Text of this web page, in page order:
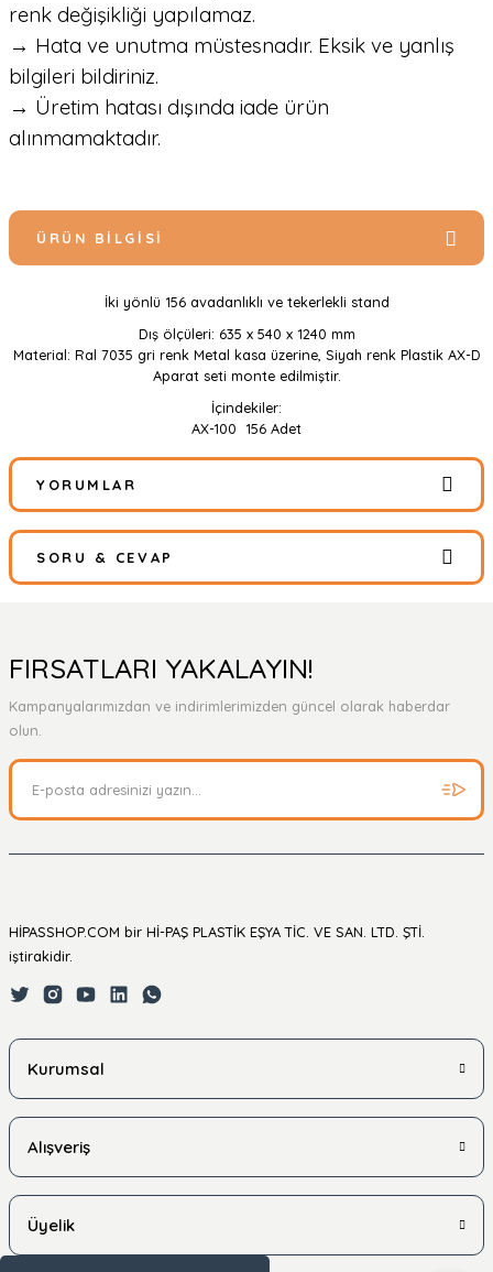
renk değişikliği yapılamaz.
→ Hata ve unutma müstesnadır. Eksik ve yanlış
bilgileri bildiriniz.
→ Üretim hatası dışında iade ürün
alınmamaktadır.
ÜRÜN BILGISI
İki yönlü 156 avadanlıklı ve tekerlekli stand
Dış ölçüleri: 635 x 540 x 1240 mm
Material: Ral 7035 gri renk Metal kasa üzerine, Siyah renk Plastik AX-D
Aparat seti monte edilmiştir.
İçindekiler:
AX-100 156 Adet
YORUMLAR
Bu ürüne ilk yorumu siz yapın!
Yorum Yaz
SORU & CEVAP
Ürün hakkında henüz soru sorulmamış.
FIRSATLARI YAKALAYIN!
Kampanyalarımızdan ve indirimlerimizden güncel olarak haberdar
olun.
HİPASSHOP.COM bir Hİ-PAŞ PLASTİK EŞYA TİC. VE SAN. LTD. ŞTİ.
iştirakidir.
Kurumsal
Alışveriş
Üyelik